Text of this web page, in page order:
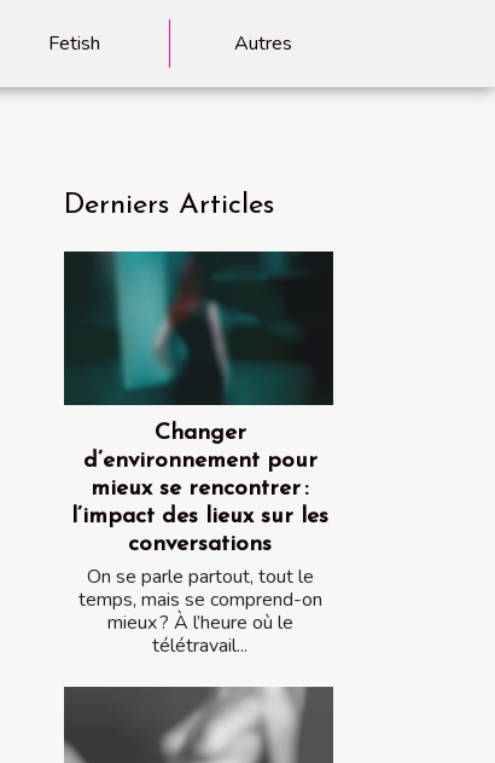
Fetish Autres
Derniers Articles
Changer
d’environnement pour
mieux se rencontrer :
l’impact des lieux sur les
conversations
On se parle partout, tout le
temps, mais se comprend-on
mieux ? À l’heure où le
télétravail...